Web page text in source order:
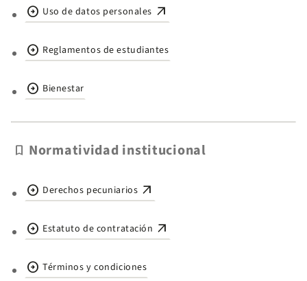
arrow_circle_right Uso de datos personales arrow_outward
arrow_circle_right Reglamentos de estudiantes
arrow_circle_right Bienestar
bookmark Normatividad institucional
arrow_circle_right Derechos pecuniarios arrow_outward
arrow_circle_right Estatuto de contratación arrow_outward
arrow_circle_right Términos y condiciones